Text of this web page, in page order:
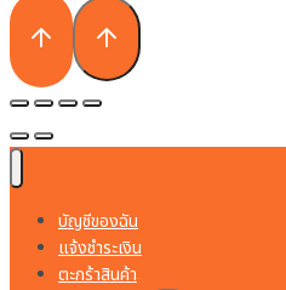
บัญชีของฉัน
แจ้งชำระเงิน
ตะกร้าสินค้า